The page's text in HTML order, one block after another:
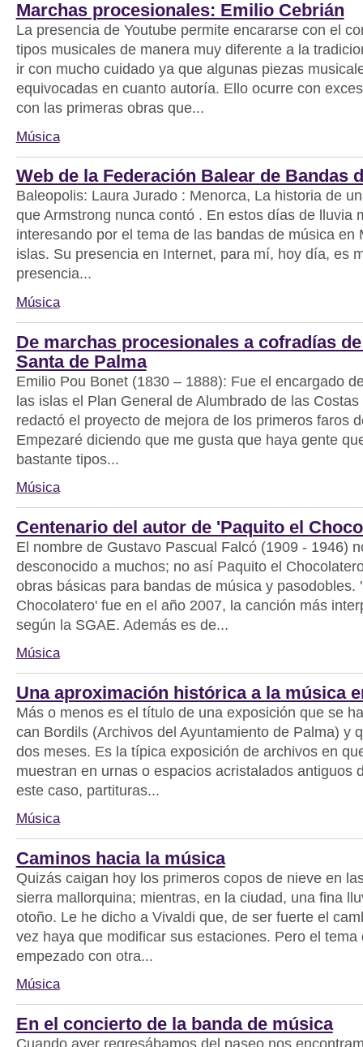
Marchas procesionales: Emilio Cebrián
La presencia de Youtube permite encararse con el
tipos musicales de manera muy diferente a la
ir con mucho cuidado ya que algunas piezas
equivocadas en cuanto autoría. Ello ocurre con
con las primeras obras que...
Música
Web de la Federación Balear de Bandas
Baleopolis: Laura Jurado : Menorca, La historia de
que Armstrong nunca contó . En estos días de lluvia
interesando por el tema de las bandas de música en
islas. Su presencia en Internet, para mí, hoy día, es
presencia...
Música
De marchas procesionales a cofradías
Santa de Palma
Emilio Pou Bonet (1830 – 1888): Fue el encargado
las islas el Plan General de Alumbrado de las
redactó el proyecto de mejora de los primeros faros
Empezaré diciendo que me gusta que haya gente
bastante tipos...
Música
Centenario del autor de 'Paquito el
El nombre de Gustavo Pascual Falcó (1909 - 1946)
desconocido a muchos; no así Paquito el
obras básicas para bandas de música y pasodobles.
Chocolatero' fue en el año 2007, la canción más
según la SGAE. Además es de...
Música
Una aproximación histórica a la música
Más o menos es el título de una exposición que se
can Bordils (Archivos del Ayuntamiento de Palma) y
dos meses. Es la típica exposición de archivos en
muestran en urnas o espacios acristalados antiguos
este caso, partituras...
Música
Caminos hacia la música
Quizás caigan hoy los primeros copos de nieve en
sierra mallorquina; mientras, en la ciudad, una fina
otoño. Le he dicho a Vivaldi que, de ser fuerte el
vez haya que modificar sus estaciones. Pero el tema
empezado con otra...
Música
En el concierto de la banda de música
Cuando ayer regresábamos del paseo nos